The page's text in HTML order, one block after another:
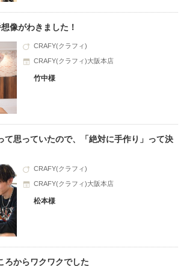
像がわきました！
CRAFY(クラフィ)
CRAFY(クラフィ)大阪本店
竹中様
て思っていたので、「絶対に手作り」って決
CRAFY(クラフィ)
CRAFY(クラフィ)大阪本店
松本様
ろからワクワクでした